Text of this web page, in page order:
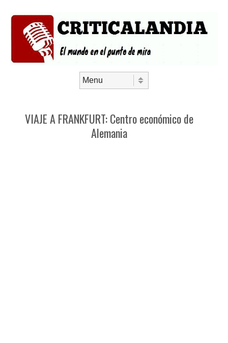
VIAJE A FRANKFURT: Centro económico de
Alemania